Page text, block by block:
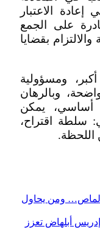
إعادة الاعتبار
على الجمع
بقضايا
ومسؤولية
وبالرهان
أساسي، يمكن
سلطة اقتراح،
اللحظة.
الماص… ومن يحاول
أبلهاض تعزز